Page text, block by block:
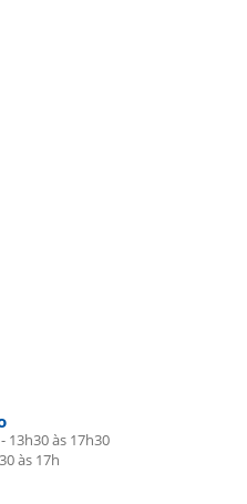
13h30 às 17h30
às 17h